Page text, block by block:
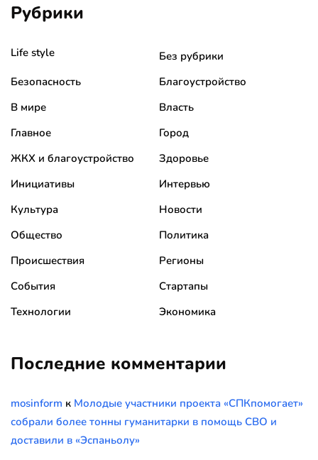
Рубрики
Life style
Без рубрики
Безопасность
Благоустройство
В мире
Власть
Главное
Город
ЖКХ и благоустройство
Здоровье
Инициативы
Интервью
Культура
Новости
Общество
Политика
Происшествия
Регионы
События
Стартапы
Технологии
Экономика
Последние комментарии
mosinform к Молодые участники проекта «СПКпомогает»
собрали более тонны гуманитарки в помощь СВО и
доставили в «Эспаньолу»